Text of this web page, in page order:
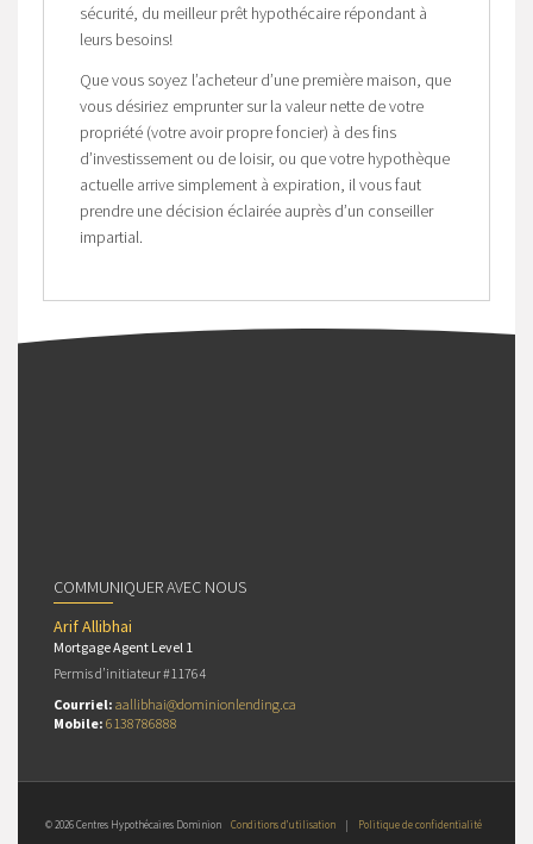
sécurité, du meilleur prêt hypothécaire répondant à
leurs besoins!
Que vous soyez l’acheteur d’une première maison, que
vous désiriez emprunter sur la valeur nette de votre
propriété (votre avoir propre foncier) à des fins
d’investissement ou de loisir, ou que votre hypothèque
actuelle arrive simplement à expiration, il vous faut
prendre une décision éclairée auprès d’un conseiller
impartial.
COMMUNIQUER AVEC NOUS
Arif Allibhai
Mortgage Agent Level 1
Permis d’initiateur #11764
Courriel: aallibhai@dominionlending.ca
Mobile: 6138786888
© 2026 Centres Hypothécaires Dominion Conditions d’utilisation | Politique de confidentialité